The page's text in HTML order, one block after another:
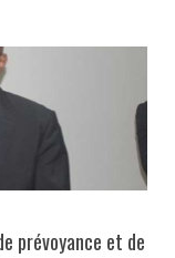
prévoyance et de